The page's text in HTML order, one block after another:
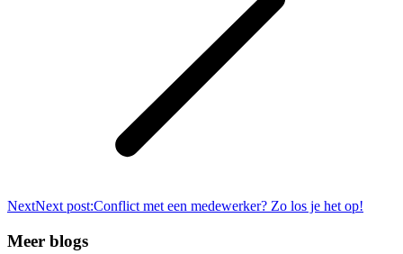
NextNext post:Conflict met een medewerker? Zo los je het op!
Meer blogs